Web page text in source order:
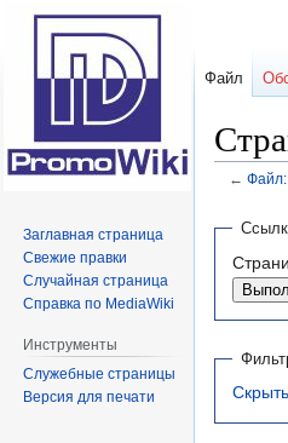
←
Перейти
Перейти
поиску
Скрыть
Файл
Заглавная страница
Свежие правки
Случайная страница
Справка по MediaWiki
Инструменты
Служебные страницы
Версия для печати